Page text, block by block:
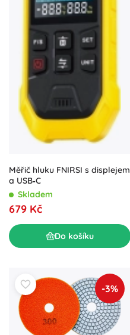
Měřič hluku FNIRSI s displejem
a USB‑C
Skladem
679 Kč
Do košíku
-3%